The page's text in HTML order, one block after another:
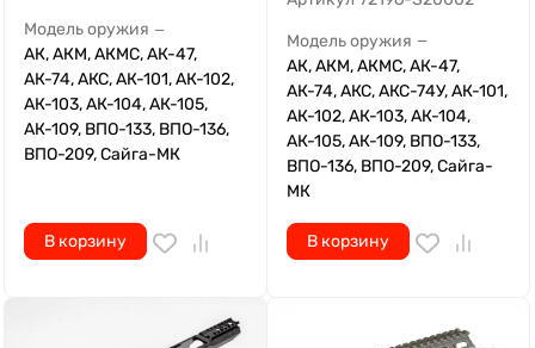
Модель оружия —
АК, АКМ, АКМС, АК-47,
АК-74, АКС, АК-101, АК-102,
АК-103, АК-104, АК-105,
АК-109, ВПО-133, ВПО-136,
ВПО-209, Сайга-МК
В корзину
Модель оружия —
АК, АКМ, АКМС, АК-47,
АК-74, АКС, АКС-74У, АК-101,
АК-102, АК-103, АК-104,
АК-105, АК-109, ВПО-133,
ВПО-136, ВПО-209, Сайга-
МК
В корзину